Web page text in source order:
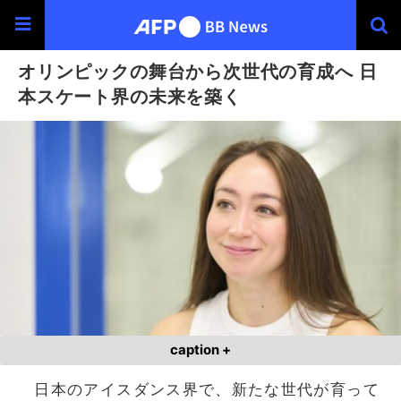
オリンピックの舞台から次世代の育成へ 日
本スケート界の未来を築く
caption +
日本のアイスダンス界で、新たな世代が育って